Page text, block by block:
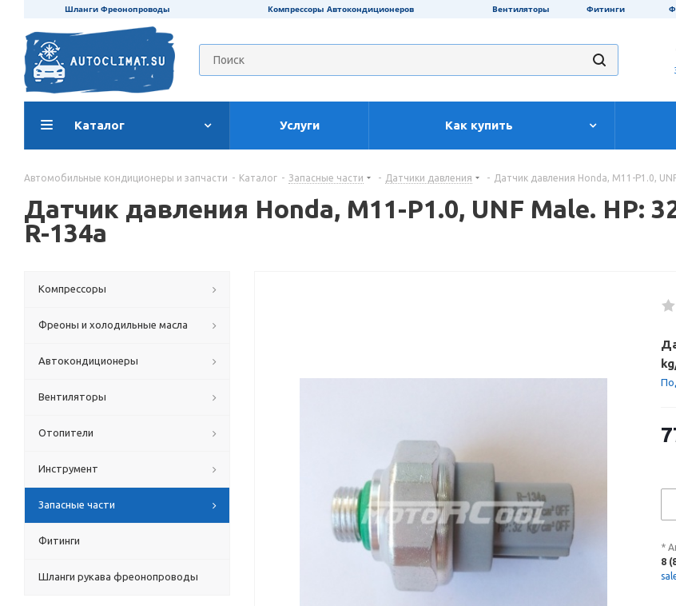
Шланги Фреонопроводы Компрессоры Автокондиционеров Вентиляторы Фитинги
Каталог Услуги Как купить
Автомобильные кондиционеры и запчасти - Каталог - Запасные части - Датчики давления - Датчик давления Honda, M11-P1.0,
Датчик давления Honda, M11-P1.0, UNF Male. HP:
R-134a
*
8
Компрессоры
Фреоны и холодильные масла
Автокондиционеры
Вентиляторы
Отопители
Инструмент
Запасные части
Фитинги
Шланги рукава фреонопроводы